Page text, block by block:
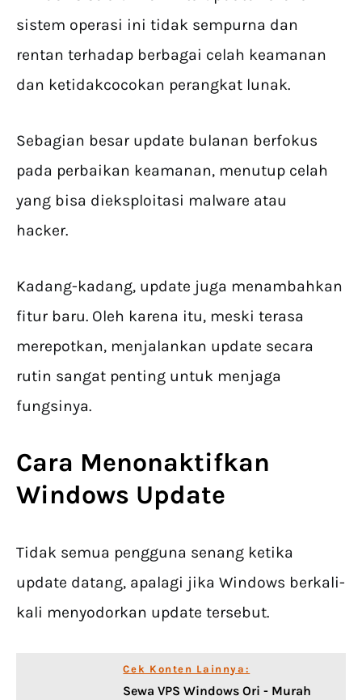
sistem operasi ini tidak sempurna dan
rentan terhadap berbagai celah keamanan
dan ketidakcocokan perangkat lunak.
Sebagian besar update bulanan berfokus
pada perbaikan keamanan, menutup celah
yang bisa dieksploitasi malware atau
hacker.
Kadang-kadang, update juga menambahkan
fitur baru. Oleh karena itu, meski terasa
merepotkan, menjalankan update secara
rutin sangat penting untuk menjaga
fungsinya.
Cara Menonaktifkan
Windows Update
Tidak semua pengguna senang ketika
update datang, apalagi jika Windows berkali-
kali menyodorkan update tersebut.
Cek Konten Lainnya:
Sewa VPS Windows Ori - Murah